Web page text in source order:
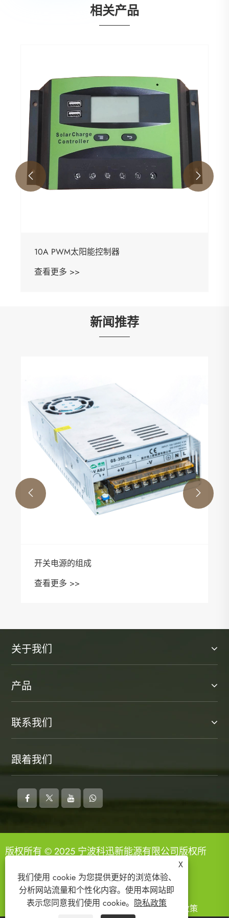
相关产品
PWM太阳能控制器
查看更
 
新闻推荐
什么是逆变器
查看更多 >>
 
关于我们
产品
联系我们
跟着我们
版权所有 © 2025 宁波科迅新能源有限公司版权所
Links Sitemap RSS XML 隐私政策
X
我们使用 cookie 为您提供更好的浏览体验、
分析网站流量和个性化内容。使用本网站即
表示您同意我们使用 cookie。 隐私政策